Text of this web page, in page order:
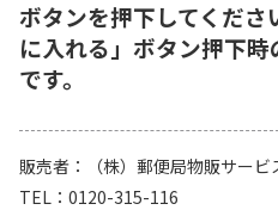
ボタンを押下してくだ
に入れる」ボタン押下
です。
販売者
（株）郵便局物販サー
TEL
0120-315-116